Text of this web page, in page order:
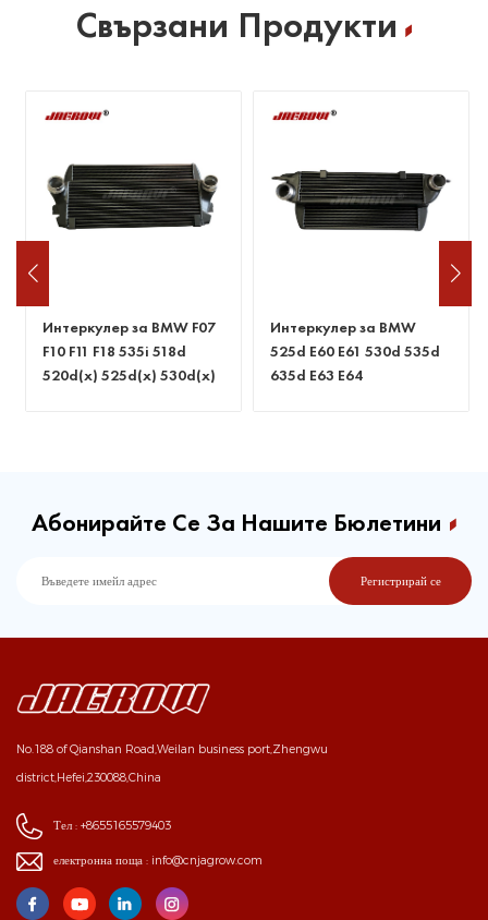
Свързани Продукти
Интеркулер за BMW F07
F10 F11 F18 535i 518d
520d(x) 525d(x) 530d(x)
Интеркулер за BMW
525d E60 E61 530d 535d
635d E63 E64
Абонирайте Се За Нашите Бюлетини
No.188 of Qianshan Road,Weilan business port,Zhengwu
district,Hefei,230088,China
Тел : +8655165579403
електронна поща : info@cnjagrow.com